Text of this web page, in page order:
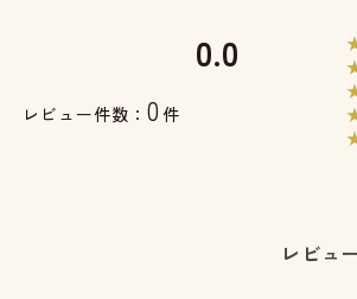
0.0
レビュー件数： 0 件
レビュ